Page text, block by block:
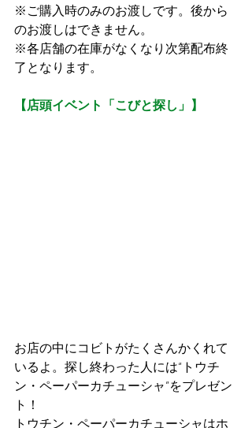
※ご購入時のみのお渡しです。後から
のお渡しはできません。
※各店舗の在庫がなくなり次第配布終
了となります。
【店頭イベント「こびと探し」】
お店の中にコビトがたくさんかくれて
いるよ。探し終わった人には“トウチ
ン・ペーパーカチューシャ”をプレゼン
ト！
トウチン・ペーパーカチューシャはホ